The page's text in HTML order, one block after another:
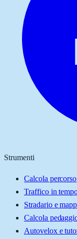
Strumenti
Calcola percorso
Traffico in
Stradario e
Calcola
Autovelox e